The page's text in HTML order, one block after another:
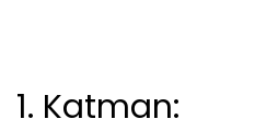
1. Katman: